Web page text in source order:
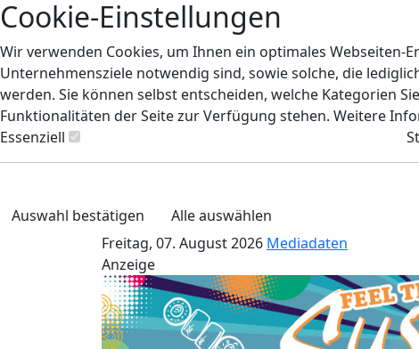
Cookie-Einstellungen
Wir verwenden Cookies, um Ihnen ein optimales
Unternehmensziele notwendig sind, sowie solche, die
werden. Sie können selbst entscheiden, welche Kategorien
Funktionalitäten der Seite zur Verfügung stehen. Weitere
Essenziell
Auswahl bestätigen
Alle auswählen
Freitag, 07. August 2026 Mediadaten
Anzeige